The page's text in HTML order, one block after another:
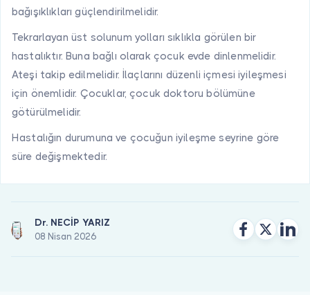
bağışıklıkları güçlendirilmelidir.
Tekrarlayan üst solunum yolları sıklıkla görülen bir
hastalıktır. Buna bağlı olarak çocuk evde dinlenmelidir.
Ateşi takip edilmelidir. İlaçlarını düzenli içmesi iyileşmesi
için önemlidir. Çocuklar, çocuk doktoru bölümüne
götürülmelidir.
Hastalığın durumuna ve çocuğun iyileşme seyrine göre
süre değişmektedir.
Dr. NECİP YARIZ
08 Nisan 2026